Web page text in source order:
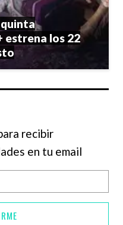
estrena los 22
recibir
en tu email